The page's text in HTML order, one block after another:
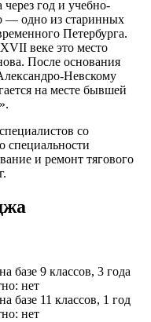
год и учебно-
— одно из старинных
Петербурга.
веке это место
После основания
Невскому
на месте бывшей
со
специальности
и ремонт тягового
базе 9 классов, 3 года
нет
базе 11 классов, 1 год
нет